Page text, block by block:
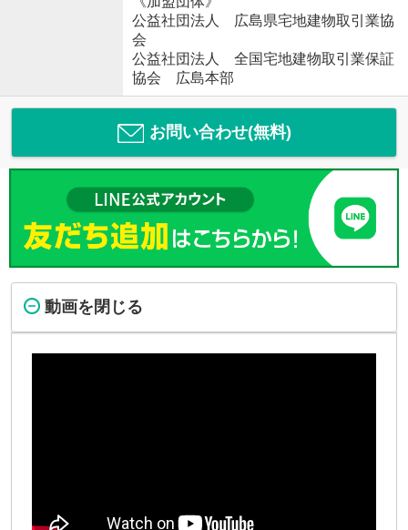
公益社団法人 広島県宅地建物取引業協
会
公益社団法人 全国宅地建物取引業保証
協会 広島本部
お問い合わせ(無料)
動画を閉じる